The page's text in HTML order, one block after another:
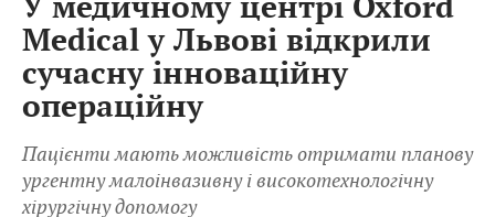
У медичному центрі Oxford
Medical у Львові відкрили
сучасну інноваційну
операційну
Пацієнти мають можливість отримати планову
ургентну малоінвазивну і високотехнологічну
хірургічну допомогу